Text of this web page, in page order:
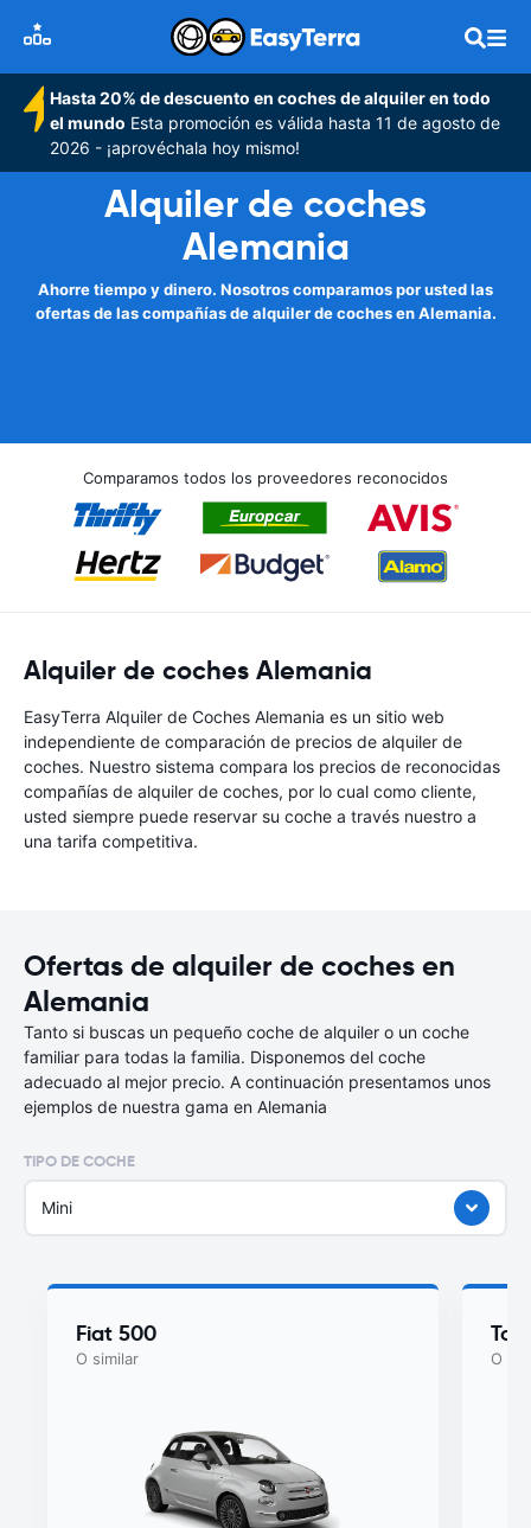
Hasta 20% de descuento en coches de alquiler en todo
el mundo Esta promoción es válida hasta 11 de agosto de
2026 - ¡aprovéchala hoy mismo!
Alquiler de coches
Alemania
Ahorre tiempo y dinero. Nosotros comparamos por usted las
ofertas de las compañías de alquiler de coches en Alemania.
Comparamos todos los proveedores reconocidos
Alquiler de coches Alemania
EasyTerra Alquiler de Coches Alemania es un sitio web
independiente de comparación de precios de alquiler de
coches. Nuestro sistema compara los precios de reconocidas
compañías de alquiler de coches, por lo cual como cliente,
usted siempre puede reservar su coche a través nuestro a
una tarifa competitiva.
Ofertas de alquiler de coches en
Alemania
Tanto si buscas un pequeño coche de alquiler o un coche
familiar para todas la familia. Disponemos del coche
adecuado al mejor precio. A continuación presentamos unos
ejemplos de nuestra gama en Alemania
TIPO DE COCHE
Mini
Fiat 500
O similar O